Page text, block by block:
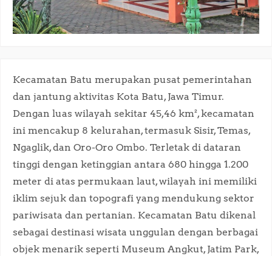
Kecamatan Batu merupakan pusat pemerintahan
dan jantung aktivitas Kota Batu, Jawa Timur.
Dengan luas wilayah sekitar 45,46 km², kecamatan
ini mencakup 8 kelurahan, termasuk Sisir, Temas,
Ngaglik, dan Oro-Oro Ombo. Terletak di dataran
tinggi dengan ketinggian antara 680 hingga 1.200
meter di atas permukaan laut, wilayah ini memiliki
iklim sejuk dan topografi yang mendukung sektor
pariwisata dan pertanian. Kecamatan Batu dikenal
sebagai destinasi wisata unggulan dengan berbagai
objek menarik seperti Museum Angkut, Jatim Park,